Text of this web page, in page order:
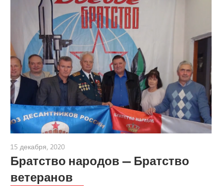
15 декабря, 2020
Братство народов — Братство
ветеранов